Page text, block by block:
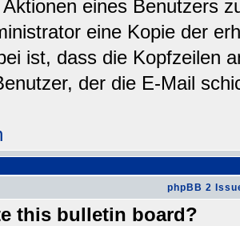
eines Benutzers
eine Kopie der
ist, dass die Kopfzeilen
der die E-Mail
phpBB 2
this bulletin board?